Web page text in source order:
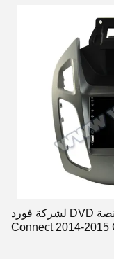
شاشة 7 بوصة نمط OEM بدون منصة DVD لشركة فورد